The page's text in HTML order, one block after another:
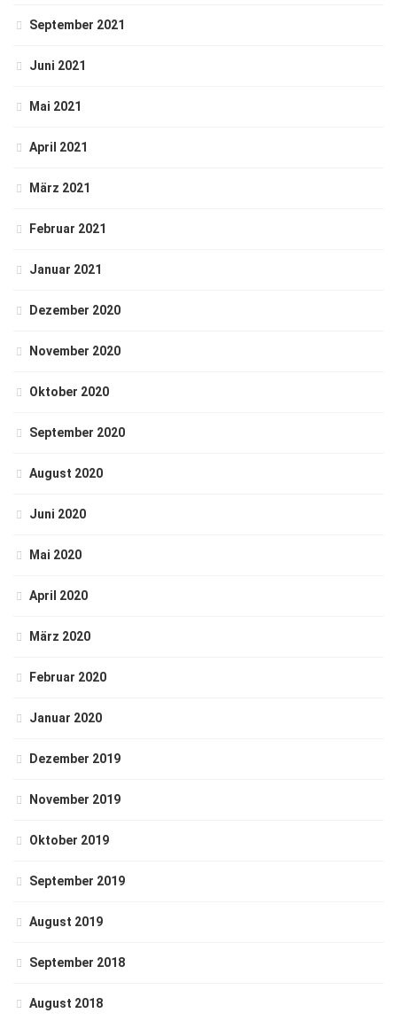
September 2021
Juni 2021
Mai 2021
April 2021
März 2021
Februar 2021
Januar 2021
Dezember 2020
November 2020
Oktober 2020
September 2020
August 2020
Juni 2020
Mai 2020
April 2020
März 2020
Februar 2020
Januar 2020
Dezember 2019
November 2019
Oktober 2019
September 2019
August 2019
September 2018
August 2018